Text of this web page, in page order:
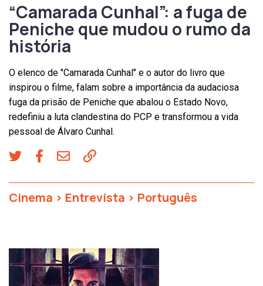
“Camarada Cunhal”: a fuga de
Peniche que mudou o rumo da
história
O elenco de "Camarada Cunhal" e o autor do livro que
inspirou o filme, falam sobre a importância da audaciosa
fuga da prisão de Peniche que abalou o Estado Novo,
redefiniu a luta clandestina do PCP e transformou a vida
pessoal de Álvaro Cunhal.
Cinema > Entrevista > Português